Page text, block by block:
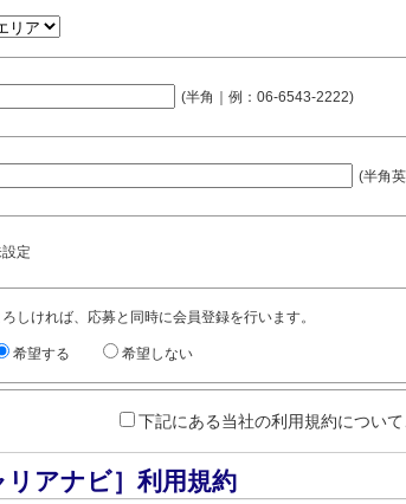
(半角｜例：06-6543-2222)
(半角
定
ろしければ、応募と同時に会員登録を行います。
希望する 希望しない
下記にある当社の利用規約につい
リアナビ］利用規約